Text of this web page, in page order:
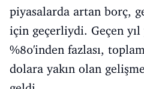
piyasalarda artan borç,
için geçerliydi. Geçen
%80'inden fazlası,
dolara yakın olan